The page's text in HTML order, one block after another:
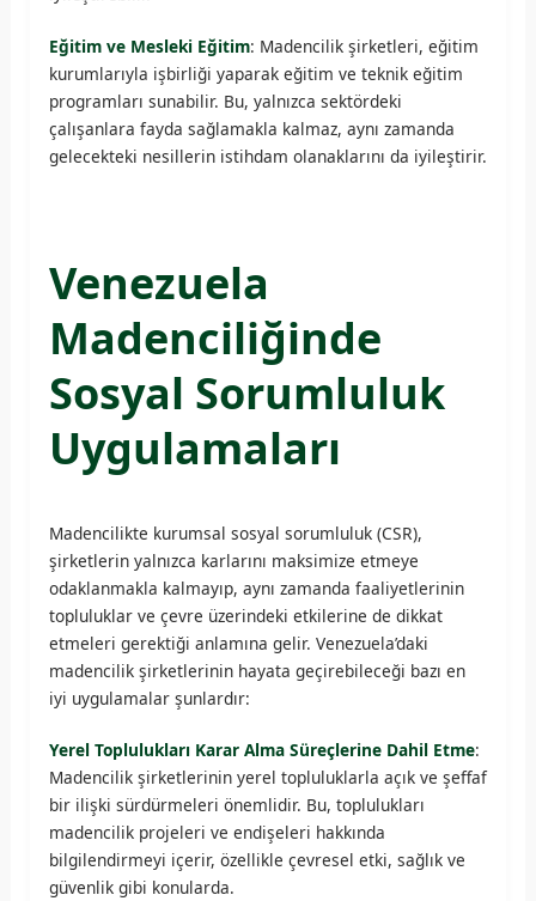
Eğitim ve Mesleki Eğitim: Madencilik şirketleri, eğitim
kurumlarıyla işbirliği yaparak eğitim ve teknik eğitim
programları sunabilir. Bu, yalnızca sektördeki
çalışanlara fayda sağlamakla kalmaz, aynı zamanda
gelecekteki nesillerin istihdam olanaklarını da iyileştirir.
Venezuela
Madenciliğinde
Sosyal Sorumluluk
Uygulamaları
Madencilikte kurumsal sosyal sorumluluk (CSR),
şirketlerin yalnızca karlarını maksimize etmeye
odaklanmakla kalmayıp, aynı zamanda faaliyetlerinin
topluluklar ve çevre üzerindeki etkilerine de dikkat
etmeleri gerektiği anlamına gelir. Venezuela’daki
madencilik şirketlerinin hayata geçirebileceği bazı en
iyi uygulamalar şunlardır:
Yerel Toplulukları Karar Alma Süreçlerine Dahil Etme:
Madencilik şirketlerinin yerel topluluklarla açık ve şeffaf
bir ilişki sürdürmeleri önemlidir. Bu, toplulukları
madencilik projeleri ve endişeleri hakkında
bilgilendirmeyi içerir, özellikle çevresel etki, sağlık ve
güvenlik gibi konularda.